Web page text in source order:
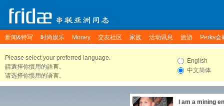
新闻&特写 时尚娱乐 Money 交友社区 家族 活动讯息 旅游 Perks会
Please select your preferred language.
請選擇你慣用的語言。
请选择你惯用的语言。
English
中文简体
I am a mining